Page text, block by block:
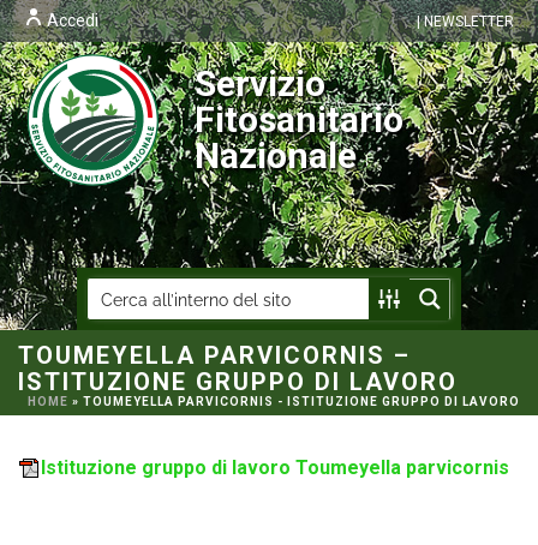
| NEWSLETTER
Accedi
Servizio
Fitosanitario
Nazionale
TOUMEYELLA PARVICORNIS –
ISTITUZIONE GRUPPO DI LAVORO
HOME » TOUMEYELLA PARVICORNIS - ISTITUZIONE GRUPPO DI LAVORO
Istituzione gruppo di lavoro Toumeyella parvicornis